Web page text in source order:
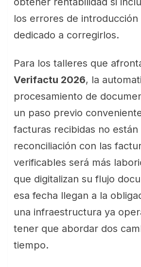
los errores de
dedicado a corregirlos.
Para los talleres que
Verifactu 2026, la
procesamiento de
un paso previo
facturas recibidas no
reconciliación con las
verificables será más
que digitalizan su flujo
esa fecha llegan a la
una infraestructura ya
tener que abordar dos
tiempo.